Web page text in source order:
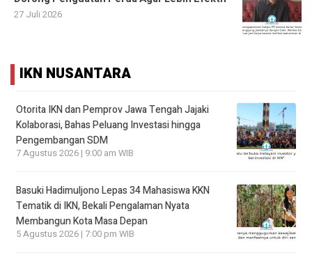
27 Juli 2026
IKN NUSANTARA
Otorita IKN dan Pemprov Jawa Tengah Jajaki
Kolaborasi, Bahas Peluang Investasi hingga
Pengembangan SDM
7 Agustus 2026 | 9:00 am WIB
Basuki Hadimuljono Lepas 34 Mahasiswa KKN
Tematik di IKN, Bekali Pengalaman Nyata
Membangun Kota Masa Depan
5 Agustus 2026 | 7:00 pm WIB